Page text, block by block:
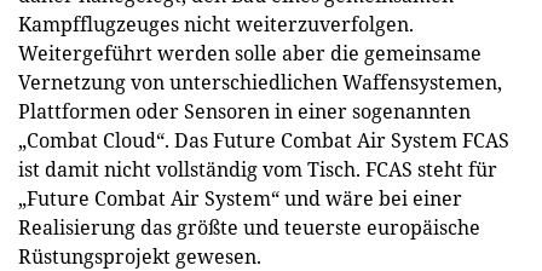
Kampfflugzeuges nicht weiterzuverfolgen.
Weitergeführt werden solle aber die gemeinsame
Vernetzung von unterschiedlichen Waffensystemen,
Plattformen oder Sensoren in einer sogenannten
„Combat Cloud“. Das Future Combat Air System FCAS
ist damit nicht vollständig vom Tisch. FCAS steht für
„Future Combat Air System“ und wäre bei einer
Realisierung das größte und teuerste europäische
Rüstungsprojekt gewesen.